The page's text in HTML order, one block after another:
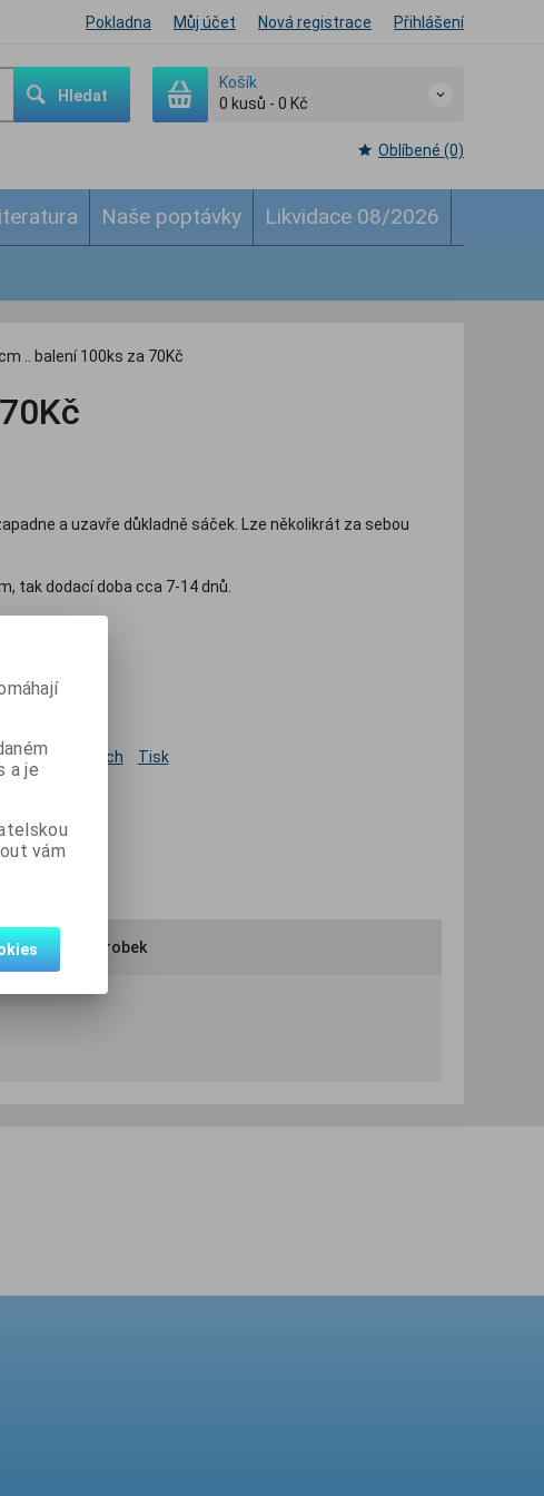
Pokladna Můj účet Nová registrace Přihlášení
Hledat
Košík
0 kusů - 0 Kč
Oblíbené (0)
Naše poptávky Likvidace 08/2026
.. balení 100ks za 70Kč
a uzavře důkladně sáček. Lze několikrát za sebou
tak dodací doba cca 7-14 dnů.
do oblíbených Tisk
Doporučit výrobek
a je
vám